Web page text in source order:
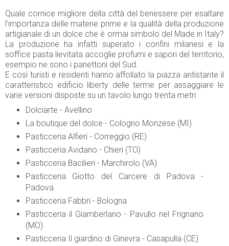
Quale cornice migliore della città del benessere per esaltare
l'importanza delle materie prime e la qualità della produzione
artigianale di un dolce che è ormai simbolo del Made in Italy?
La produzione ha infatti superato i confini milanesi e la
soffice pasta lievitata accoglie profumi e sapori del territorio,
esempio ne sono i panettoni del Sud.
E così turisti e residenti hanno affollato la piazza antistante il
caratteristico edificio liberty delle terme per assaggiare le
varie versioni disposte su un tavolo lungo trenta metri:
Dolciarte - Avellino
La boutique del dolce - Cologno Monzese (MI)
Pasticceria Alfieri - Correggio (RE)
Pasticceria Avidano - Chieri (TO)
Pasticceria Bacilieri - Marchirolo (VA)
Pasticceria Giotto del Carcere di Padova -
Padova
Pasticceria Fabbri - Bologna
Pasticceria il Giamberlano - Pavullo nel Frignano
(MO)
Pasticceria Il giardino di Ginevra - Casapulla (CE)